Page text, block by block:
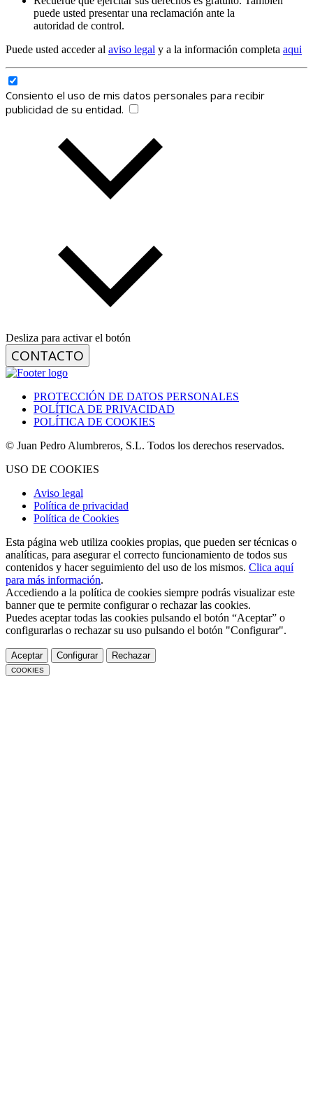
puede usted presentar una reclamación ante la
autoridad de control.
Puede usted acceder al aviso legal y a la información completa aqui
Consiento el uso de mis datos personales para recibir
publicidad de su entidad.
Desliza para activar el botón
CONTACTO
PROTECCIÓN DE DATOS PERSONALES
POLÍTICA DE PRIVACIDAD
POLÍTICA DE COOKIES
© Juan Pedro Alumbreros, S.L. Todos los derechos reservados.
USO DE COOKIES
Aviso legal
Política de privacidad
Política de Cookies
Esta página web utiliza cookies propias, que pueden ser técnicas o
analíticas, para asegurar el correcto funcionamiento de todos sus
contenidos y hacer seguimiento del uso de los mismos. Clica aquí
para más información.
Accediendo a la política de cookies siempre podrás visualizar este
banner que te permite configurar o rechazar las cookies.
Puedes aceptar todas las cookies pulsando el botón “Aceptar” o
configurarlas o rechazar su uso pulsando el botón "Configurar".
Aceptar Configurar Rechazar
COOKIES